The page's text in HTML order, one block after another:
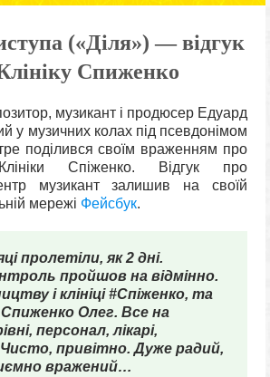
(«Діля») — відгук
Спиженко
музикант і продюсер Едуард
у музичних колах під псевдонімом
поділився своїм враженням про
Спіженко. Відгук про
музикант залишив на своїй
мережі Фейсбук.
пролетіли, як 2 дні.
пройшов на відмінно.
і клініці #Спіженко, та
Олег. Все на
персонал, лікарі,
привітно. Дуже радий,
вражений…